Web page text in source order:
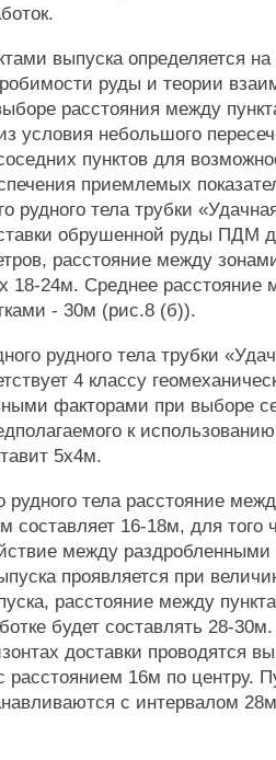
выпуска определяется на
руды и теории
расстояния между
условия небольшого
пунктов для
приемлемых
рудного тела трубки
обрушенной руды ПДМ
расстояние между
18-24м. Среднее расстояние
- 30м (рис.8 (б)).
рудного тела трубки
4 классу
факторами при выборе
к
5х4м.
рудного тела расстояние
составляет 16-18м, для того
между
проявляется при
расстояние между
будет составлять 28-
доставки проводятся
16м по центру.
с интервалом